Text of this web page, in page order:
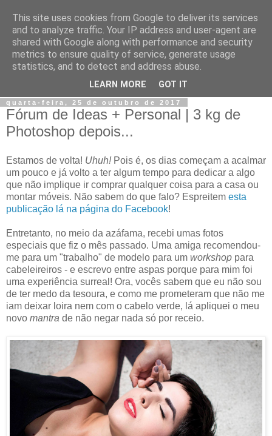
Jiji
Fotografia, devaneios, moda, teatro, e tudo o que eu possa
quarta-feira, 25 de outubro de 2017
Fórum de Ideas + Personal | 3 kg de
Photoshop depois...
Estamos de volta! Uhuh!Pois é, os dias começam a acalmar
um pouco e já volto a ter algum tempo para dedicar a algo
que não implique ir comprar qualquer coisa para a casa ou
montar móveis. Não sabem do que falo? Espreitem esta
publicação lá na página do Facebook!
Entretanto, no meio da azáfama, recebi umas fotos
especiais que fiz o mês passado. Uma amiga recomendou-
me para um "trabalho" de modelo para um workshop para
cabeleireiros - e escrevo entre aspas porque para mim foi
uma experiência surreal! Ora, vocês sabem que eu não sou
de ter medo da tesoura, e como me prometeram que não me
iam deixar loira nem com o cabelo verde, lá apliquei o meu
novo mantra de não negar nada só por receio.
This site uses cookies from Google to deliver its services
and to analyze traffic. Your IP address and user-agent are
shared with Google along with performance and security
metrics to ensure quality of service, generate usage
statistics, and to detect and address abuse.
LEARN MORE GOT IT